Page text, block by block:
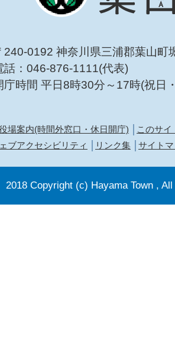
240-0192 神奈川県三浦郡葉山町
話：046-876-1111(代表)
庁時間 平日8時30分～17時(祝日
場案内(時間外窓口・休日開庁)
このサイ
ブアクセシビリティ
リンク集 サイト
2018 Copyright (c) Hayama Town ,